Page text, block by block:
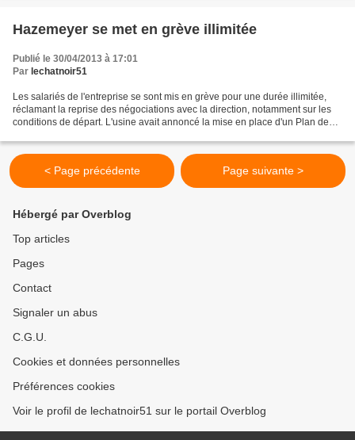
Hazemeyer se met en grève illimitée
Publié le 30/04/2013 à 17:01
Par lechatnoir51
Les salariés de l'entreprise se sont mis en grève pour une durée illimitée,
réclamant la reprise des négociations avec la direction, notamment sur les
conditions de départ. L'usine avait annoncé la mise en place d'un Plan de
< Page précédente Page suivante >
Hébergé par Overblog
Top articles
Pages
Contact
Signaler un abus
C.G.U.
Cookies et données personnelles
Préférences cookies
Voir le profil de lechatnoir51 sur le portail Overblog